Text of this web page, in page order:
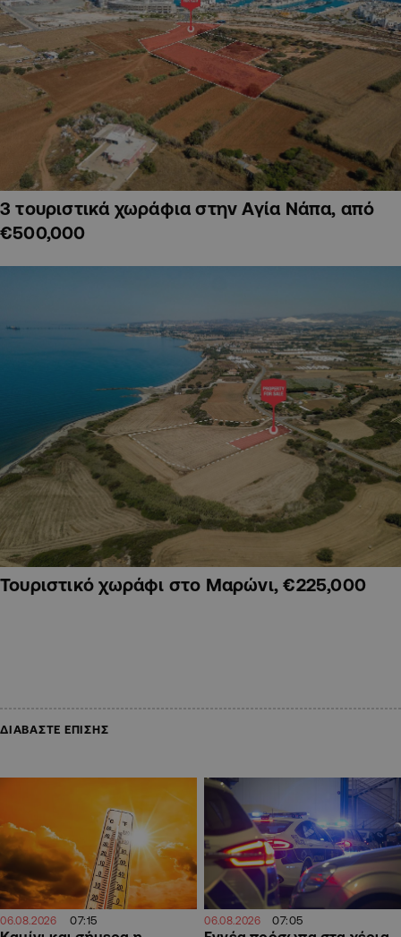
3 τουριστικά χωράφια στην Αγία Νάπα, από
€500,000
Τουριστικό χωράφι στο Μαρώνι, €225,000
ΔΙΑΒΑΣΤΕ ΕΠΙΣΗΣ
06.08.2026 07:15 06.08.2026 07:05